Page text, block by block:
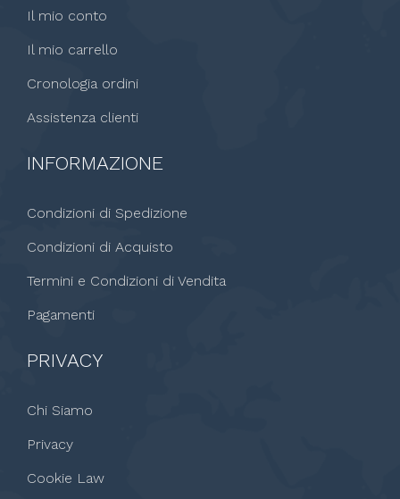
Il mio conto
Il mio carrello
Cronologia ordini
Assistenza clienti
INFORMAZIONE
Condizioni di Spedizione
Condizioni di Acquisto
Termini e Condizioni di Vendita
Pagamenti
PRIVACY
Chi Siamo
Privacy
Cookie Law